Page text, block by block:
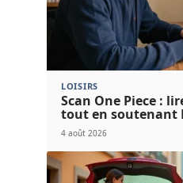
LOISIRS
Scan One Piece :
tout en soutenant
4 août 2026